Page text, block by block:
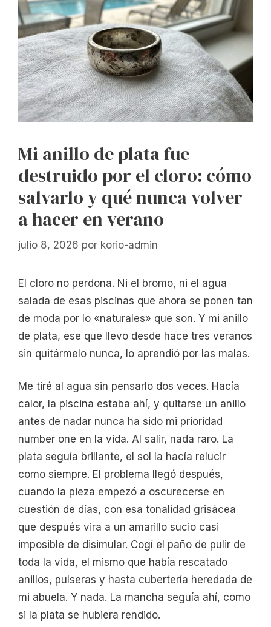
Mi anillo de plata fue
destruido por el cloro: cómo
salvarlo y qué nunca volver
a hacer en verano
julio 8, 2026 por korio-admin
El cloro no perdona. Ni el bromo, ni el agua
salada de esas piscinas que ahora se ponen tan
de moda por lo «naturales» que son. Y mi anillo
de plata, ese que llevo desde hace tres veranos
sin quitármelo nunca, lo aprendió por las malas.
Me tiré al agua sin pensarlo dos veces. Hacía
calor, la piscina estaba ahí, y quitarse un anillo
antes de nadar nunca ha sido mi prioridad
number one en la vida. Al salir, nada raro. La
plata seguía brillante, el sol la hacía relucir
como siempre. El problema llegó después,
cuando la pieza empezó a oscurecerse en
cuestión de días, con esa tonalidad grisácea
que después vira a un amarillo sucio casi
imposible de disimular. Cogí el paño de pulir de
toda la vida, el mismo que había rescatado
anillos, pulseras y hasta cubertería heredada de
mi abuela. Y nada. La mancha seguía ahí, como
si la plata se hubiera rendido.